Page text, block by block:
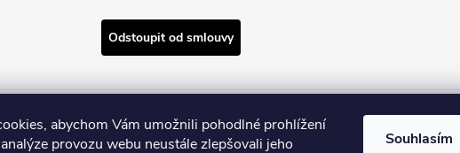
abychom Vám umožnili pohodlné prohlížení
provozu webu neustále zlepšovali jeho
Souhlasím
Odstoupit od smlouvy
Zboží.cz Heureka.cz